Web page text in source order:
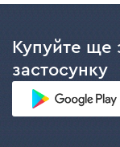
Купуйте ще
застосунку